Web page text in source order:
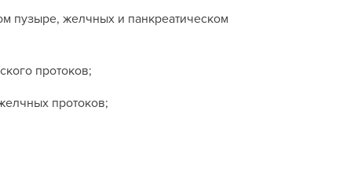
пузыре, желчных и панкреатическом
протоков;
протоков;